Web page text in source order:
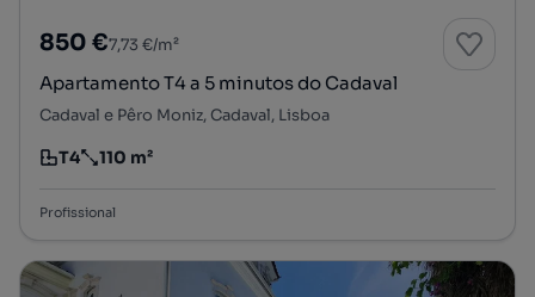
850 €7,73 €/m²
Apartamento T4 a 5 minutos do Cadaval
Cadaval e Pêro Moniz, Cadaval, Lisboa
Tipologia
T4
Preço por metro quadrado
110 m²
Profissional